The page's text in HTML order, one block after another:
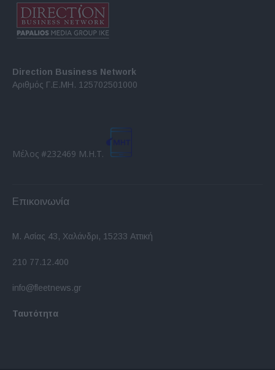
Direction Business Network
Αριθμός Γ.Ε.ΜΗ. 125702501000
Μέλος #232469 Μ.Η.Τ.
Επικοινωνία
Μ. Ασίας 43, Χαλάνδρι, 15233 Αττική
210 77.12.400
info@fleetnews.gr
Ταυτότητα